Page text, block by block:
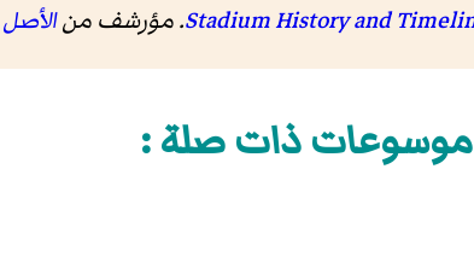
الأصل
موسوعات ذات صلة :